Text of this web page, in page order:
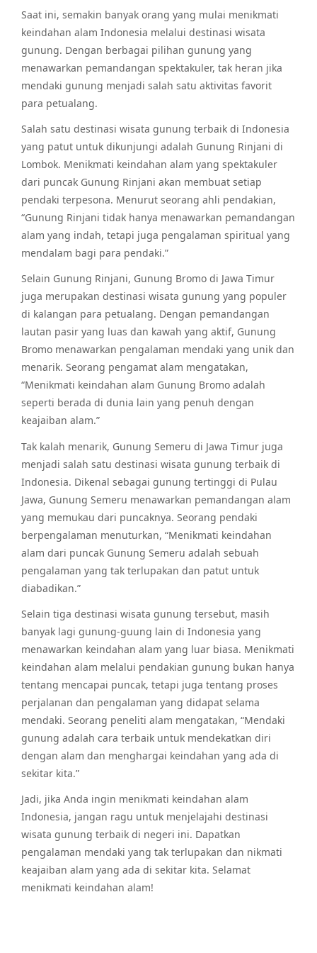
Saat ini, semakin banyak orang yang mulai menikmati
keindahan alam Indonesia melalui destinasi wisata
gunung. Dengan berbagai pilihan gunung yang
menawarkan pemandangan spektakuler, tak heran jika
mendaki gunung menjadi salah satu aktivitas favorit
para petualang.
Salah satu destinasi wisata gunung terbaik di Indonesia
yang patut untuk dikunjungi adalah Gunung Rinjani di
Lombok. Menikmati keindahan alam yang spektakuler
dari puncak Gunung Rinjani akan membuat setiap
pendaki terpesona. Menurut seorang ahli pendakian,
“Gunung Rinjani tidak hanya menawarkan pemandangan
alam yang indah, tetapi juga pengalaman spiritual yang
mendalam bagi para pendaki.”
Selain Gunung Rinjani, Gunung Bromo di Jawa Timur
juga merupakan destinasi wisata gunung yang populer
di kalangan para petualang. Dengan pemandangan
lautan pasir yang luas dan kawah yang aktif, Gunung
Bromo menawarkan pengalaman mendaki yang unik dan
menarik. Seorang pengamat alam mengatakan,
“Menikmati keindahan alam Gunung Bromo adalah
seperti berada di dunia lain yang penuh dengan
keajaiban alam.”
Tak kalah menarik, Gunung Semeru di Jawa Timur juga
menjadi salah satu destinasi wisata gunung terbaik di
Indonesia. Dikenal sebagai gunung tertinggi di Pulau
Jawa, Gunung Semeru menawarkan pemandangan alam
yang memukau dari puncaknya. Seorang pendaki
berpengalaman menuturkan, “Menikmati keindahan
alam dari puncak Gunung Semeru adalah sebuah
pengalaman yang tak terlupakan dan patut untuk
diabadikan.”
Selain tiga destinasi wisata gunung tersebut, masih
banyak lagi gunung-guung lain di Indonesia yang
menawarkan keindahan alam yang luar biasa. Menikmati
keindahan alam melalui pendakian gunung bukan hanya
tentang mencapai puncak, tetapi juga tentang proses
perjalanan dan pengalaman yang didapat selama
mendaki. Seorang peneliti alam mengatakan, “Mendaki
gunung adalah cara terbaik untuk mendekatkan diri
dengan alam dan menghargai keindahan yang ada di
sekitar kita.”
Jadi, jika Anda ingin menikmati keindahan alam
Indonesia, jangan ragu untuk menjelajahi destinasi
wisata gunung terbaik di negeri ini. Dapatkan
pengalaman mendaki yang tak terlupakan dan nikmati
keajaiban alam yang ada di sekitar kita. Selamat
menikmati keindahan alam!